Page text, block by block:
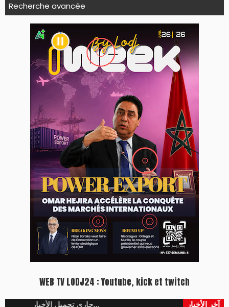
Recherche avancée
WEB TV LODJ24 : Youtube, kick et twitch
جاري تحميل الأخبار...
Plein écran
Inscription à la newsletter
https://www.lodj.ma/CGU_a46.html